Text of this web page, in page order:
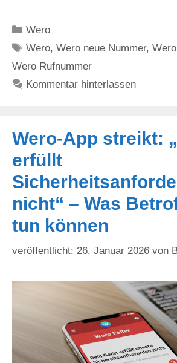
Kategorien
Wero
Schlagwörter
Wero,Wero neue Nummer,
Wero Rufnummer
Kommentar hinterlassen
Wero-App streikt:
erfüllt
nicht“ – Was
tun können
26. Januar 2026 von